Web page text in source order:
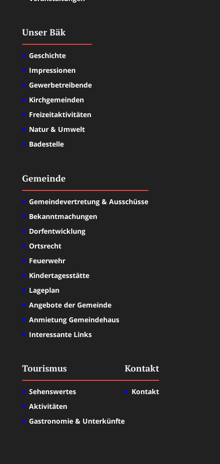
Unser Bäk
Geschichte
Impressionen
Gewerbetreibende
Kirchgemeinden
Freizeitaktivitäten
Natur & Umwelt
Badestelle
Gemeinde
Gemeindevertretung & Ausschüsse
Bekanntmachungen
Dorfentwicklung
Ortsrecht
Feuerwehr
Kindertagesstätte
Lageplan
Angebote der Gemeinde
Anmietung Gemeindehaus
Interessante Links
Tourismus
Sehenswertes
Aktivitäten
Gastronomie & Unterkünfte
Kontakt
Kontakt